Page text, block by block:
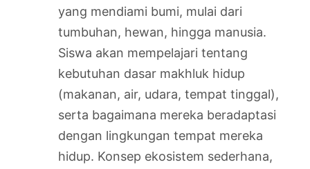
yang mendiami bumi, mulai dari
tumbuhan, hewan, hingga manusia.
Siswa akan mempelajari tentang
kebutuhan dasar makhluk hidup
(makanan, air, udara, tempat tinggal),
serta bagaimana mereka beradaptasi
dengan lingkungan tempat mereka
hidup. Konsep ekosistem sederhana,